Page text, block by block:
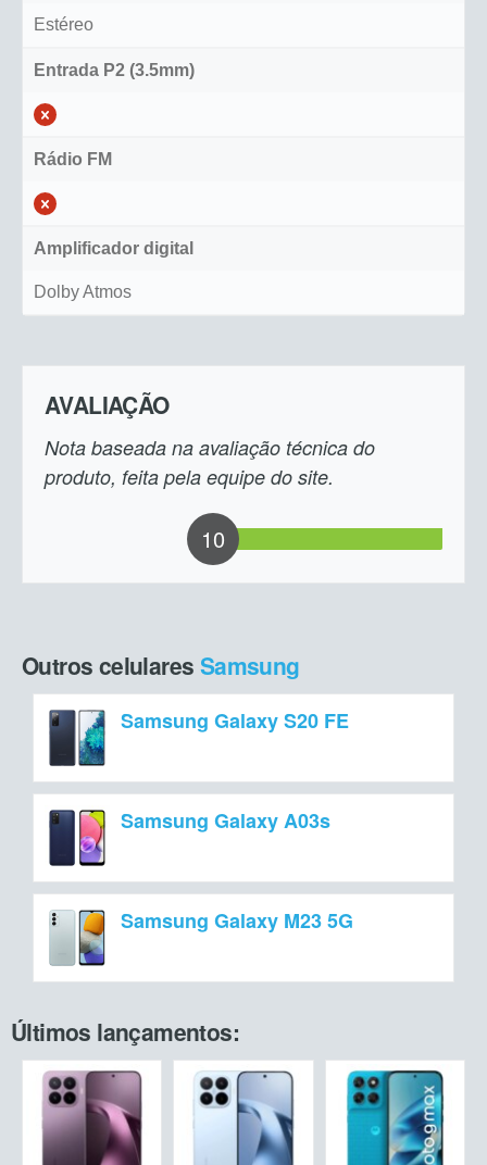
Estéreo
Entrada P2 (3.5mm)
Rádio FM
Amplificador digital
Dolby Atmos
AVALIAÇÃO
Nota baseada na avaliação técnica do
produto, feita pela equipe do site.
10
Outros celulares Samsung
Samsung Galaxy S20 FE
Samsung Galaxy A03s
Samsung Galaxy M23 5G
Últimos lançamentos: